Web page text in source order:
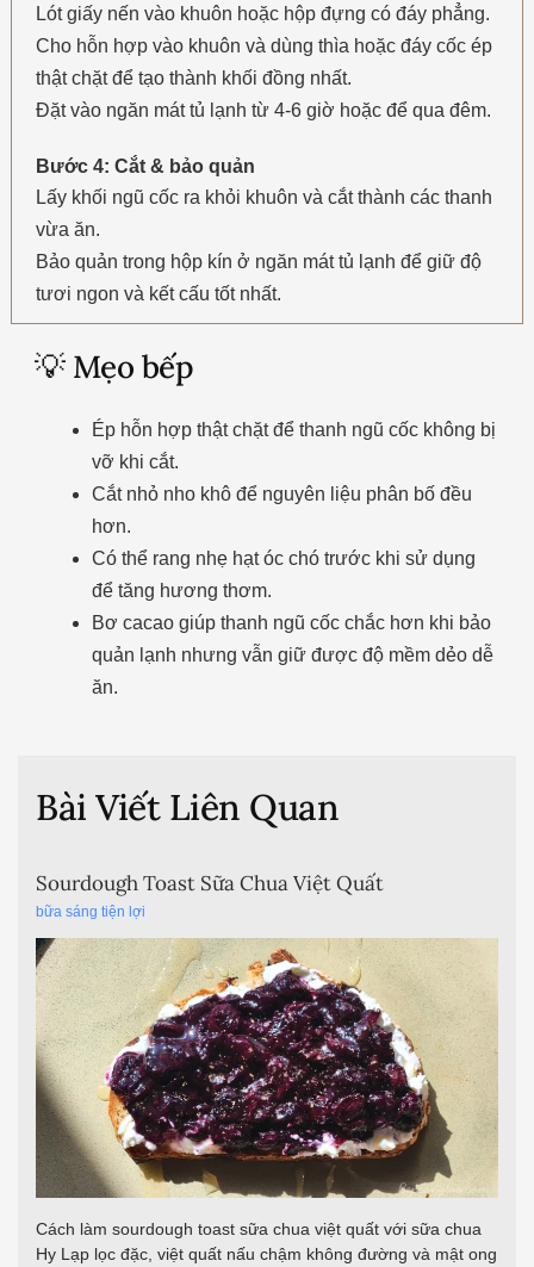
Lót giấy nến vào khuôn hoặc hộp đựng có đáy phẳng.
Cho hỗn hợp vào khuôn và dùng thìa hoặc đáy cốc ép
thật chặt để tạo thành khối đồng nhất.
Đặt vào ngăn mát tủ lạnh từ 4-6 giờ hoặc để qua đêm.
Bước 4: Cắt & bảo quản
Lấy khối ngũ cốc ra khỏi khuôn và cắt thành các thanh
vừa ăn.
Bảo quản trong hộp kín ở ngăn mát tủ lạnh để giữ độ
tươi ngon và kết cấu tốt nhất.
💡 Mẹo bếp
Ép hỗn hợp thật chặt để thanh ngũ cốc không bị
vỡ khi cắt.
Cắt nhỏ nho khô để nguyên liệu phân bố đều
hơn.
Có thể rang nhẹ hạt óc chó trước khi sử dụng
để tăng hương thơm.
Bơ cacao giúp thanh ngũ cốc chắc hơn khi bảo
quản lạnh nhưng vẫn giữ được độ mềm dẻo dễ
ăn.
Bài Viết Liên Quan
Sourdough Toast Sữa Chua Việt Quất
bữa sáng tiện lợi
Cách làm sourdough toast sữa chua việt quất với sữa chua
Hy Lạp lọc đặc, việt quất nấu chậm không đường và mật ong